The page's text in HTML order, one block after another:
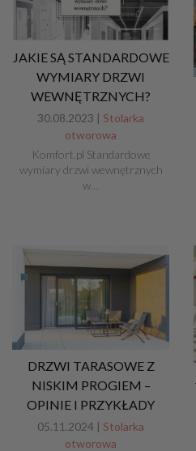
​JAKIE SĄ STANDARDOWE
WYMIARY DRZWI
WEWNĘTRZNYCH?
30.08.2023 | Stolarka
otworowa
Komfort.pl​ Standardowe
wymiary drzwi wewnętrznych
w…
DRZWI TARASOWE Z
NISKIM PROGIEM –
OPINIE I PRZYKŁADY
05.11.2024 | Stolarka
otworowa